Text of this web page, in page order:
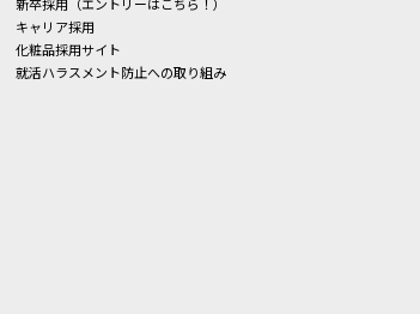
新卒採用（エントリーはこちら！）
キャリア採用
化粧品採用サイト
就活ハラスメント防止への取り組み